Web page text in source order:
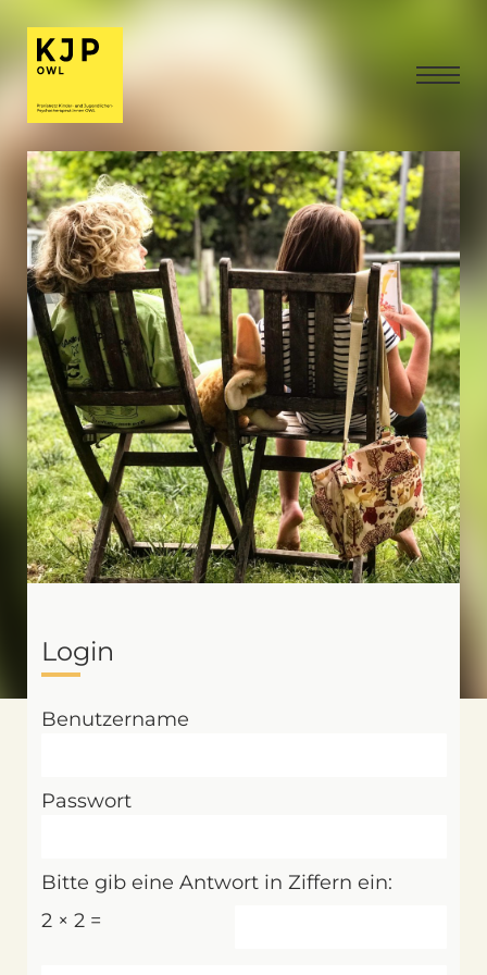
Login
Benutzername
Passwort
Bitte gib eine Antwort in Ziffern ein:
2 × 2 =